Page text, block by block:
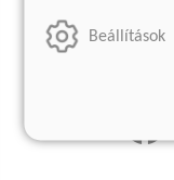
Szállítási
Beállítások